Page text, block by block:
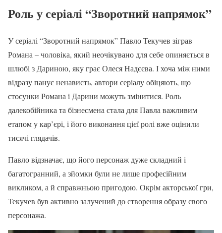
Роль у серіалі “Зворотний напрямок”
У серіалі “Зворотний напрямок” Павло Текучев зіграв
Романа – чоловіка, який неочікувано для себе опиняється в
шлюбі з Дариною, яку грає Олеся Надєєва. І хоча між ними
відразу панує ненависть, автори серіалу обіцяють, що
стосунки Романа і Дарини можуть змінитися. Роль
далекобійника та бізнесмена стала для Павла важливим
етапом у кар’єрі, і його виконання цієї ролі вже оцінили
тисячі глядачів.
Павло відзначає, що його персонаж дуже складний і
багатогранний, а зйомки були не лише професійним
викликом, а й справжньою пригодою. Окрім акторської гри,
Текучев був активно залучений до створення образу свого
персонажа.